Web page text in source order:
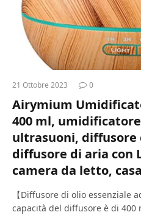
21 Ottobre 2023 0
Airymium
400 ml,
ultrasuoni, diffusore
diffusore di aria con
camera da letto,
【Diffusore di olio essenziale
capacità del diffusore è di 400